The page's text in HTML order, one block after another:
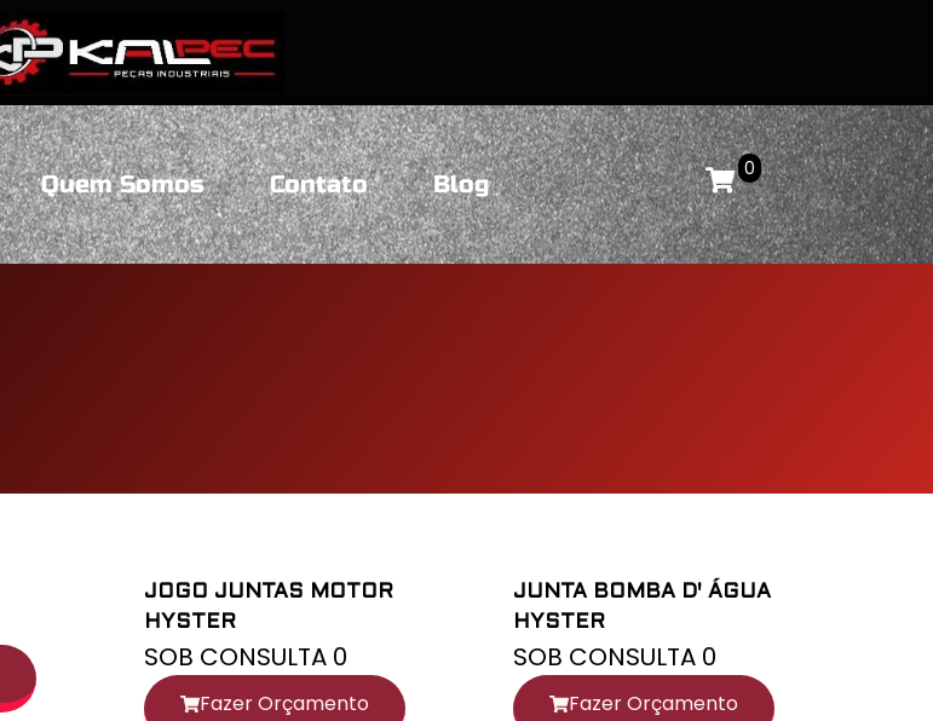
Quem Somos Contato Blog
0
JOGO JUNTAS MOTOR
HYSTER
SOB CONSULTA 0
Fazer Orçamento
JUNTA BOMBA D' ÁGUA
HYSTER
SOB CONSULTA 0
Fazer Orçamento